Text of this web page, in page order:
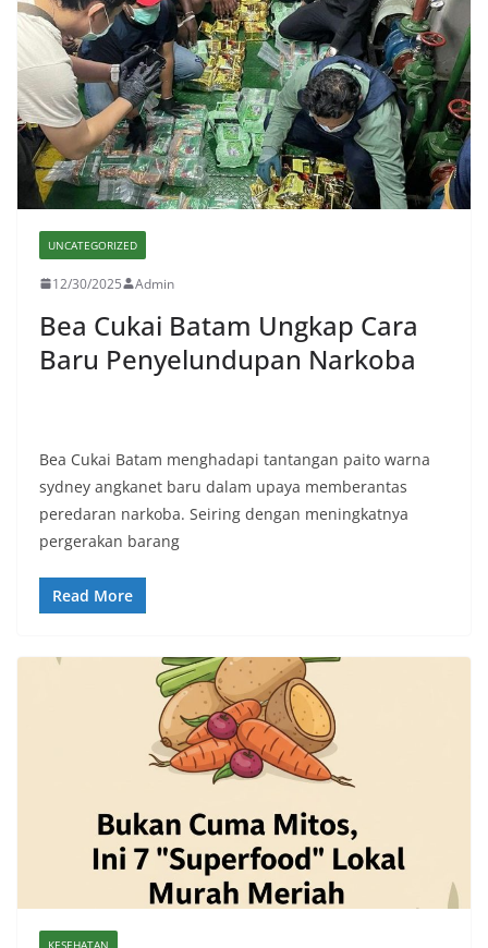
UNCATEGORIZED
12/30/2025 Admin
Bea Cukai Batam Ungkap Cara
Baru Penyelundupan Narkoba
Bea Cukai Batam menghadapi tantangan paito warna
sydney angkanet baru dalam upaya memberantas
peredaran narkoba. Seiring dengan meningkatnya
pergerakan barang
Read More